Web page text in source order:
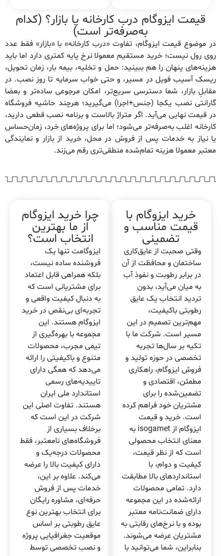
قیمت ایزوگام درب کارخانه یا بازار؟ (کدام
به‌صرفه‌تر است)
در موضوع قیمت ایزوگام، تفاوت «درب کارخانه» با «بازار» فقط عدد
روی رول نیست؛ خرید مستقیم معمولا نرخ پایه کمتری دارد اما باید
هزینه‌های پنهان را هم ببینید: حمل و تخلیه، بیمه بار، زمان تحویل،
ریسک آسیب فویل در مسیر، و حتی خواب سرمایه تا روز نصب. در
مقابلِ بازار، شما دسترسی سریع‌تر، امکان مرجوعی ساده‌تر و بعضا
گارانتی نصب یکجا (جنس+اجرا) می‌گیرید؛ هرچند حاشیه فروشگاه
در قیمت نهایی می‌آید. اگر متراژ بالاست و برنامه نصب قطعی دارید،
کارخانه اغلب به‌صرفه‌تر می‌شود؛ اما برای پروژه‌های خرد، زمان‌حساس
یا نیاز به خدمات پس از فروش در محل، خرید از بازار و نمایندگی
معتبر معمولا هزینه تمام‌شده منطقی‌تری رقم می‌زند.
خرید ایزوگام با
قیمت مناسب و
تضمینی
وقتی صحبت از عایق‌کاری
ساختمان و محافظت از آن
در برابر رطوبت و نفوذ آب
به میان می‌آید، بدون
تردید انتخاب یک عایق
رطوبتی باکیفیت،
مهم‌ترین تصمیم در این
مسیر است. شرکت ما با
تکیه بر سال‌ها تجربه
تخصصی در حوزه تولید و
فروش ایزوگام، راهکاری
مطمئن، اقتصادی و
تضمین‌شده را برای
مشتریان خود فراهم کرده
است. خرید و قیمت
ایزوگام از isogamet به
معنای انتخاب محصولی
است که از نظر قیمت،
کیفیت و دوام، با
استانداردهای بالا مطابقت
دارد. تمامی محصولات
ارائه‌شده در این مجموعه
دارای ضمانت‌نامه معتبر
بوده و با نرخ‌های رقابتی به
مشتریان عرضه می‌شوند.
بنابراین، شما می‌توانید با
چرا خرید ایزوگام
از ما بهترین
انتخاب است؟
ایزوگامت تنها یک
فروشنده ساده نیست،
بلکه همراهی قابل اعتماد
برای مشتریانی است که
به دنبال کیفیت واقعی و
تجربه‌ای بی‌نقص در خرید
ایزوگام هستند. این
مجموعه با بهره‌گیری از
تیمی مجرب، محصولات
متنوع و باکیفیتی را ارائه
می‌دهد که همگی دارای
تاییدیه‌های رسمی
استاندارد ملی ایران
هستند. تفاوت اصلی این
شرکت در این است که
برخلاف بسیاری از
فروشگاه‌های نامعتبر، فقط
محصولات درجه‌یک و
دارای کیفیت بالا را عرضه
می‌کند. علاوه بر این،
خدمات پس از فروش
حرفه‌ای، مشاوره رایگان
برای انتخاب بهترین نوع
عایق رطوبتی بر اساس
موقعیت جغرافیایی پروژه
و نصب تخصصی توسط